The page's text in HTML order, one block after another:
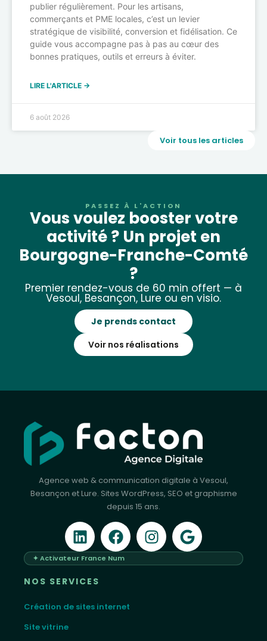
publier régulièrement. Pour les artisans,
commerçants et PME locales, c’est un levier
stratégique de visibilité, conversion et fidélisation. Ce
guide vous accompagne pas à pas au cœur des
bonnes pratiques, outils et erreurs à éviter.
LIRE L'ARTICLE →
6 août 2026
Voir tous les articles
PASSEZ À L'ACTION
Vous voulez booster votre
activité ? Un projet en
Bourgogne-Franche-Comté
?
Premier rendez-vous de 60 min offert — à
Vesoul, Besançon, Lure ou en visio.
Je prends contact
Voir nos réalisations
Agence web & communication digitale à Vesoul,
Besançon et Lure. Sites WordPress, SEO et graphisme
depuis 15 ans.
✦ Activateur France Num
NOS SERVICES
Création de sites internet
Site vitrine